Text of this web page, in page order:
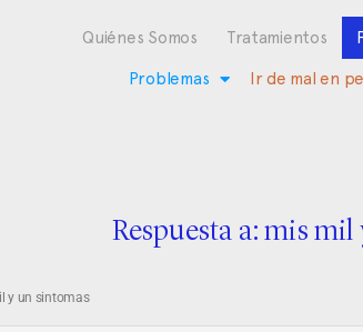
Quiénes Somos Tratamientos
Problemas Ir de mal en
Respuesta a: mis
y un sintomas